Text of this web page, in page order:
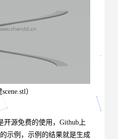
scene.stl）
开源免费的使用，Github上
示例，示例的结果就是生成